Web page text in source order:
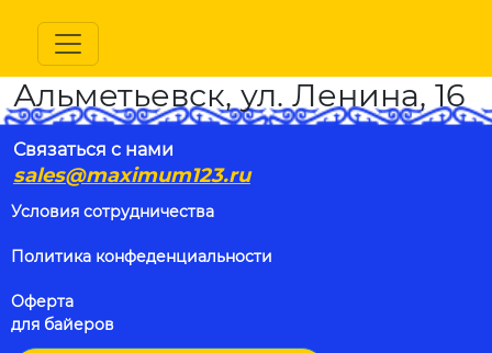
Альметьевск, ул. Ленина, 16
Связаться с нами
sales@maximum123.ru
Условия сотрудничества
Политика конфеденциальности
Оферта
для байеров